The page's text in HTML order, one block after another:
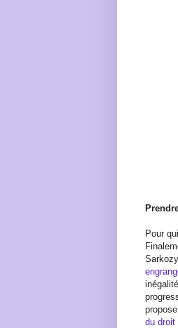
Pour
du droit